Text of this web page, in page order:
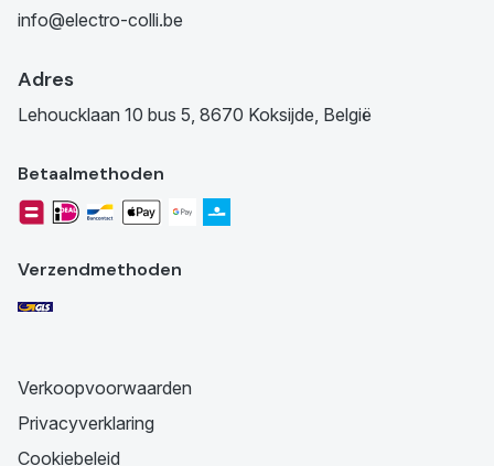
info@electro-colli.be
Adres
Lehoucklaan 10 bus 5, 8670 Koksijde, België
Betaalmethoden
Verzendmethoden
Verkoopvoorwaarden
Privacyverklaring
Cookiebeleid